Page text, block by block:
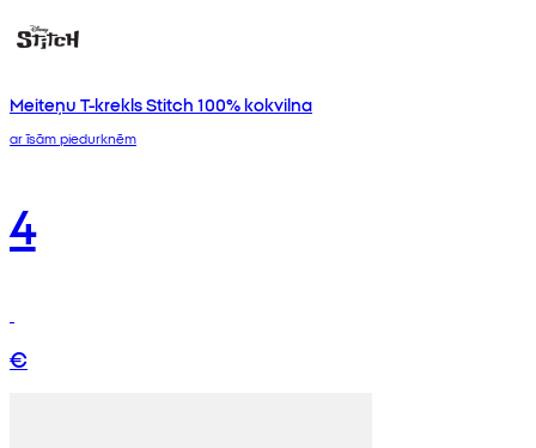
Meiteņu T-krekls Stitch 100% kokvilna
ar īsām piedurknēm
4
€